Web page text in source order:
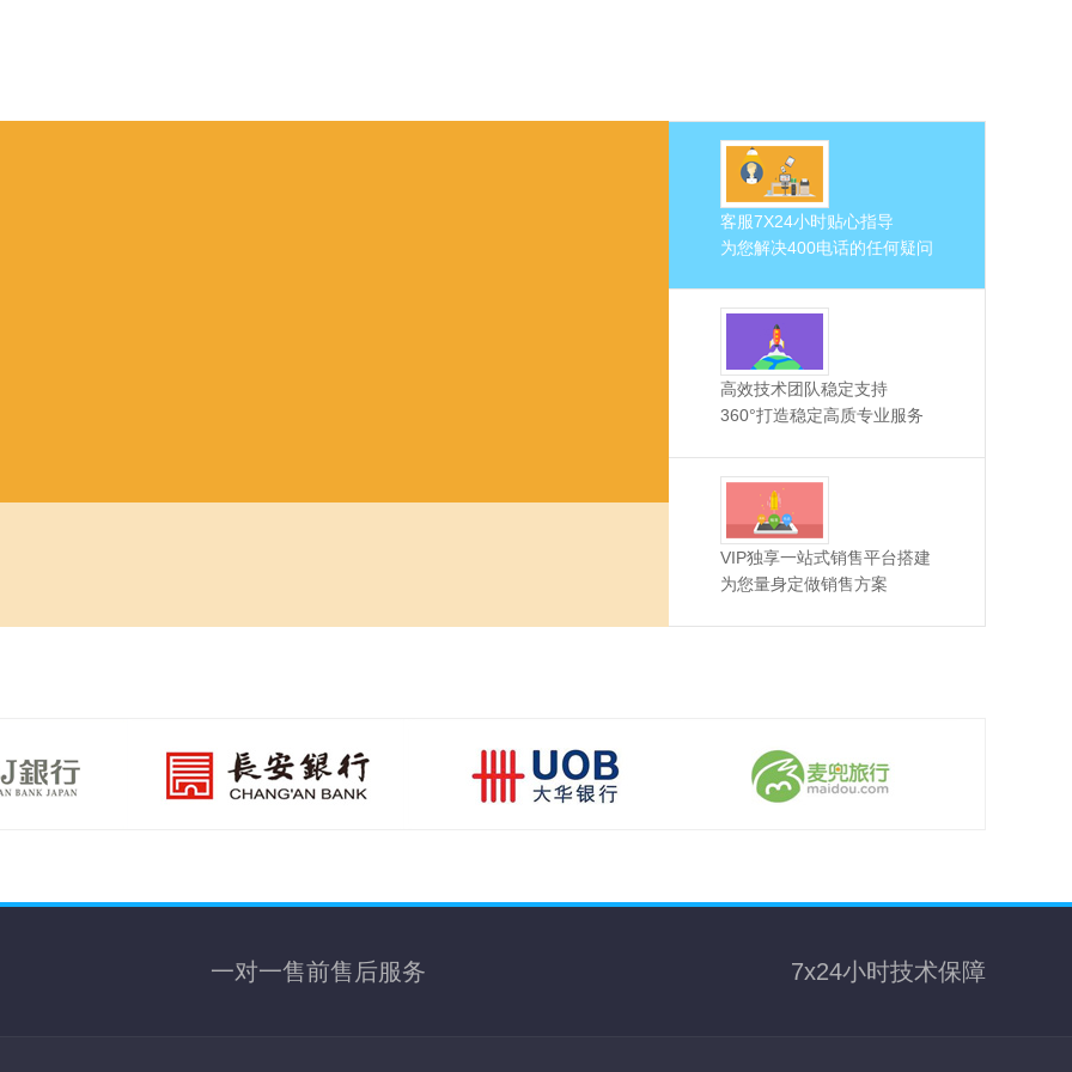
客服7X24小时贴心指导
为您解决400电话的任何疑问
高效技术团队稳定支持
360°打造稳定高质专业服务
VIP独享一站式销售平台搭建
为您量身定做销售方案
一对一售前售后服务 7x24小时技术保障